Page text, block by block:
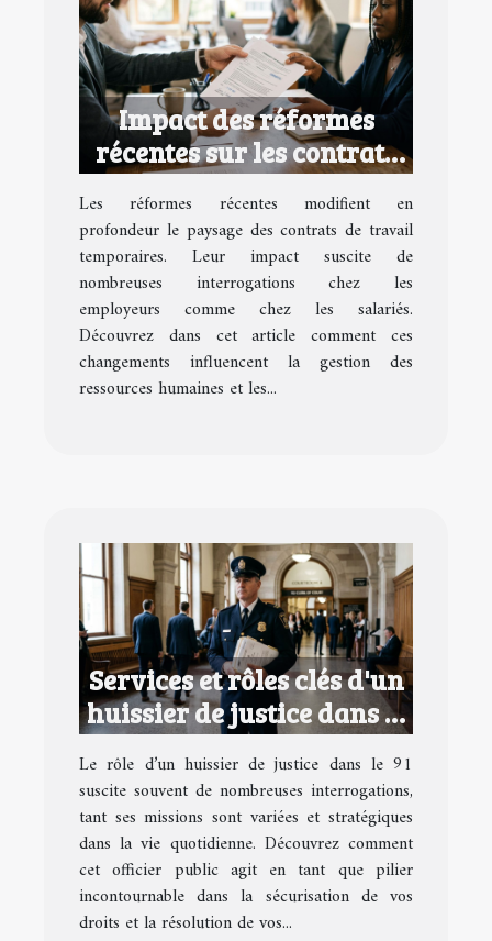
Impact des réformes
récentes sur les contrats
de travail temporaires
Les réformes récentes modifient en
profondeur le paysage des contrats de travail
temporaires. Leur impact suscite de
nombreuses interrogations chez les
employeurs comme chez les salariés.
Découvrez dans cet article comment ces
changements influencent la gestion des
ressources humaines et les...
Services et rôles clés d'un
huissier de justice dans le
91
Le rôle d’un huissier de justice dans le 91
suscite souvent de nombreuses interrogations,
tant ses missions sont variées et stratégiques
dans la vie quotidienne. Découvrez comment
cet officier public agit en tant que pilier
incontournable dans la sécurisation de vos
droits et la résolution de vos...